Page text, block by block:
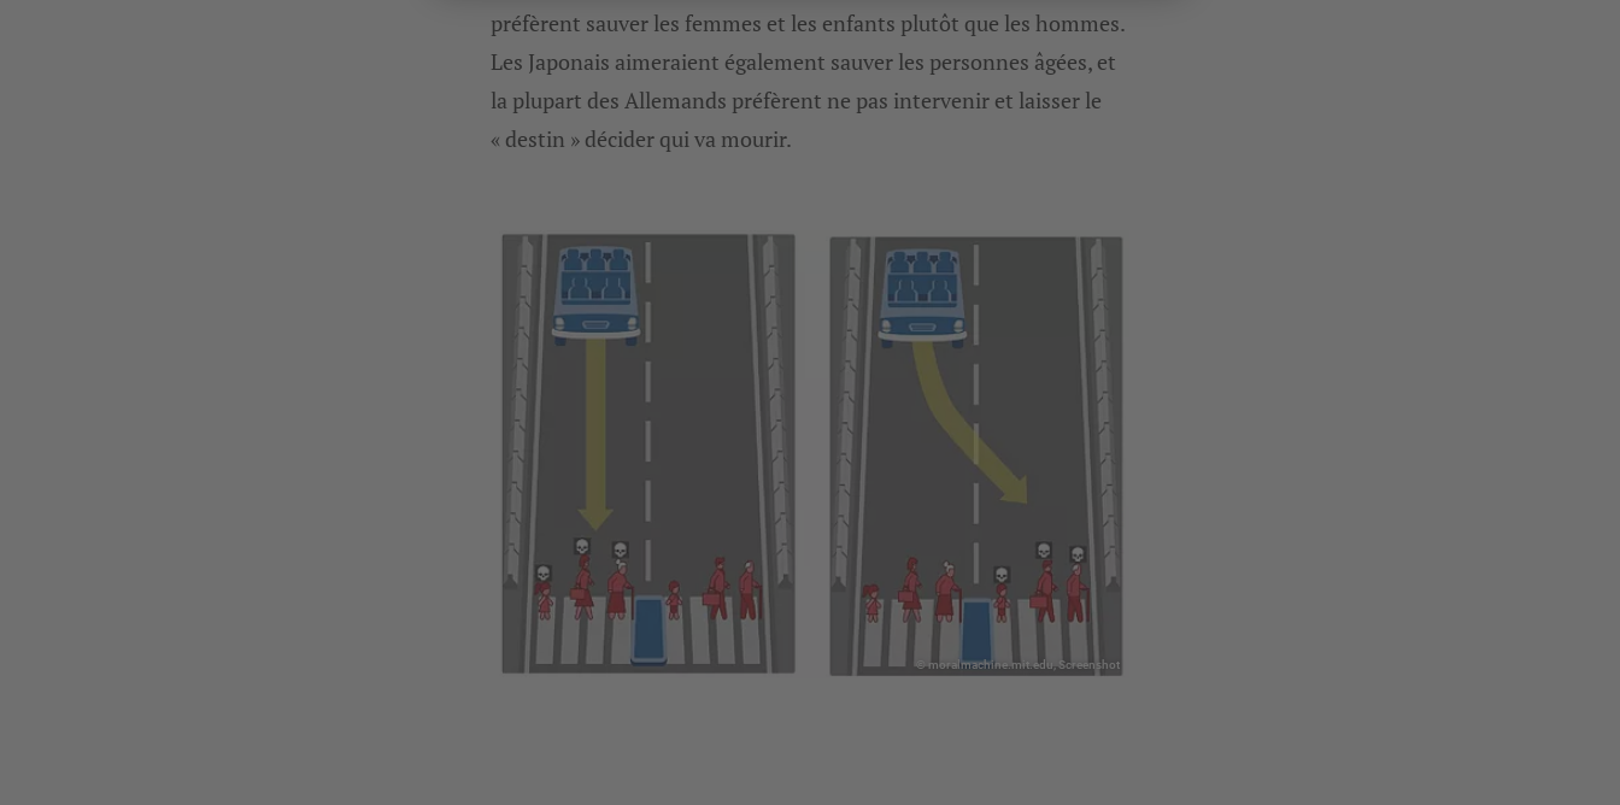
préfèrent sauver les femmes et les enfants plutôt que les hommes.
Les Japonais aimeraient également sauver les personnes âgées, et
la plupart des Allemands préfèrent ne pas intervenir et laisser le
« destin » décider qui va mourir.
© moralmachine.mit.edu, Screenshot